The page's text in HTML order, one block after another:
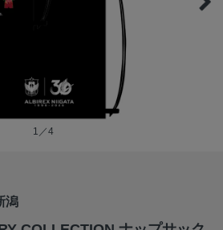
1／4
潟